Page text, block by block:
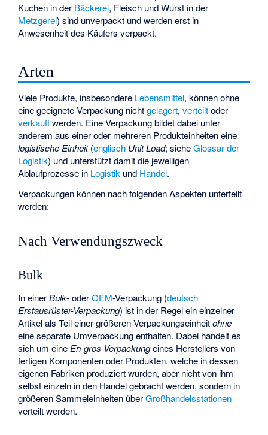
Kuchen in der Bäckerei, Fleisch und Wurst in der
Metzgerei) sind unverpackt und werden erst in
Anwesenheit des Käufers verpackt.
Arten
Viele Produkte, insbesondere Lebensmittel, können ohne
eine geeignete Verpackung nichtgelagert,verteiltoder
verkauftwerden. Eine Verpackung bildet dabei unter
anderem aus einer oder mehreren Produkteinheiten eine
logistische Einheit(englisch Unit Load; sieheGlossar der
Logistik) und unterstützt damit die jeweiligen
Ablaufprozesse in Logistik und Handel.
Verpackungen können nach folgenden Aspekten unterteilt
werden:
Nach Verwendungszweck
Bulk
In einerBulk- oderOEM-Verpackung (deutsch
Erstausrüster-Verpackung) ist in der Regel ein einzelner
Artikel als Teil einer größeren Verpackungseinheitohne
eine separate Umverpackung enthalten. Dabei handelt es
sich um eine En-gros-Verpackungeines Herstellers von
fertigen Komponenten oder Produkten, welche in dessen
eigenen Fabriken produziert wurden, aber nicht von ihm
selbst einzeln in den Handel gebracht werden, sondern in
größeren Sammeleinheiten überGroßhandelsstationen
verteilt werden.